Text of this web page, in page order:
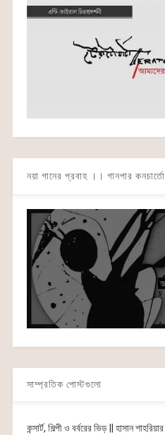
নয়া গানের প্রবাহ ।। গানপার কনচার্তো
সাম্প্রতিক পোস্টগুলো
কন্সার্ট, শিল্পী ও বর্বরের ভিড় || হাসান শাহরিয়ার